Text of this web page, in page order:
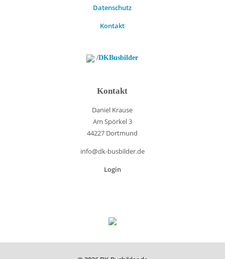
Datenschutz
Kontakt
/DKBusbilder
Kontakt
Daniel Krause
Am Spörkel 3
44227 Dortmund
info@dk-busbilder.de
Login